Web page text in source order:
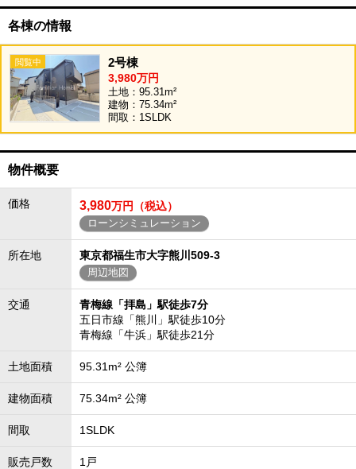
各棟の情報
2号棟
3,980万円
土地：95.31m²
建物：75.34m²
間取：1SLDK
物件概要
価格 3,980万円（税込）
ローンシミュレーション
所在地 東京都福生市大字熊川509-3
周辺地図
交通
青梅線「拝島」駅徒歩7分
五日市線「熊川」駅徒歩10分
青梅線「牛浜」駅徒歩21分
土地面積 95.31m² 公簿
建物面積 75.34m² 公簿
間取 1SLDK
販売戸数 1戸